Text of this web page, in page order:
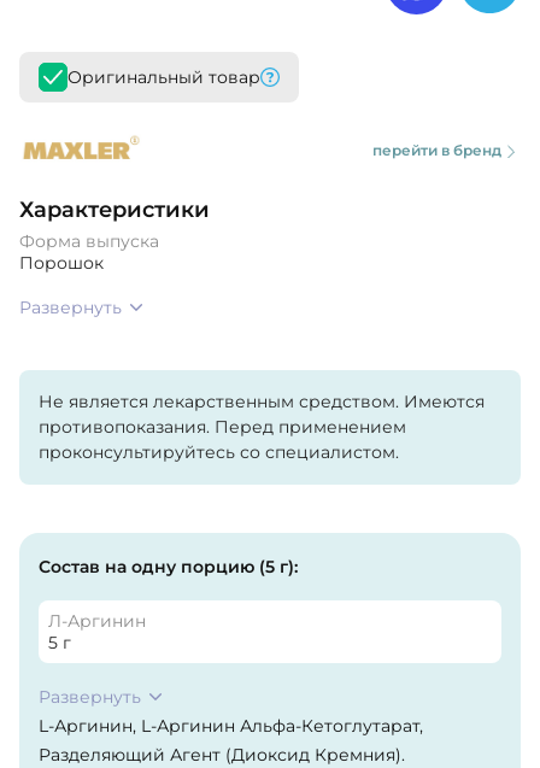
Оригинальный товар
перейти в бренд
Характеристики
Форма выпуска
Порошок
Развернуть
Не является лекарственным средством. Имеются
противопоказания. Перед применением
проконсультируйтесь со специалистом.
Состав на одну порцию (5 г):
Л-Аргинин
5 г
Развернуть
L-Аргинин, L-Аргинин Альфа-Кетоглутарат,
Разделяющий Агент (Диоксид Кремния).